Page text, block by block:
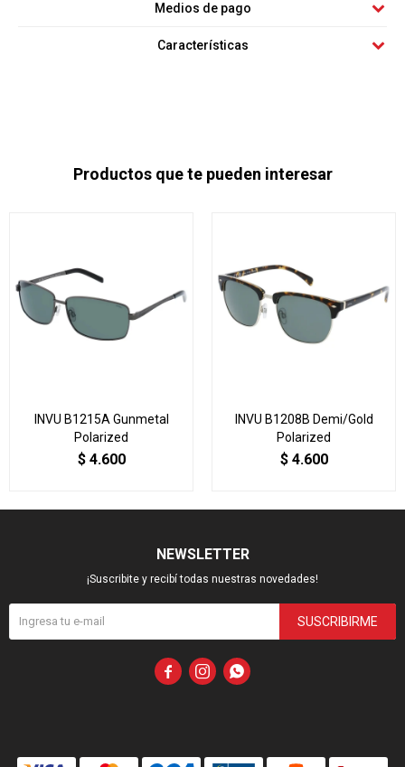
Medios de pago
Características
Productos que te pueden interesar
INVU B1215A Gunmetal
Polarized
$ 4.600
INVU B1208B Demi/Gold
Polarized
$ 4.600
NEWSLETTER
¡Suscribite y recibí todas nuestras novedades!
SUSCRIBIRME
  